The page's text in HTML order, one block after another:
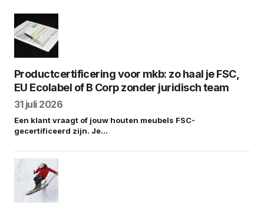
Productcertificering voor mkb: zo haal je FSC,
EU Ecolabel of B Corp zonder juridisch team
31 juli 2026
Een klant vraagt of jouw houten meubels FSC-
gecertificeerd zijn. Je…